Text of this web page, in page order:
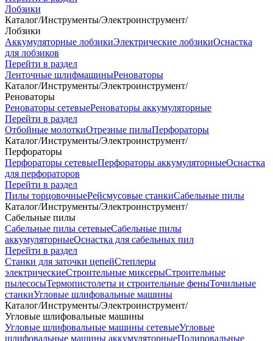
Лобзики
Каталог/Инструменты/Электроинструмент/
Лобзики
Аккумуляторные лобзикиЭлектрические лобзикиОснастка
для лобзиков
Перейти в раздел
Ленточные шлифмашиныРеноваторы
Каталог/Инструменты/Электроинструмент/
Реноваторы
Реноваторы сетевыеРеноваторы аккумуляторные
Перейти в раздел
Отбойные молоткиОтрезные пилыПерфораторы
Каталог/Инструменты/Электроинструмент/
Перфораторы
Перфораторы сетевыеПерфораторы аккумуляторныеОснастка
для перфораторов
Перейти в раздел
Пилы торцовочныеРейсмусовые станкиСабельные пилы
Каталог/Инструменты/Электроинструмент/
Сабельные пилы
Сабельные пилы сетевыеСабельные пилы
аккумуляторныеОснастка для сабельных пил
Перейти в раздел
Станки для заточки цепейСтеплеры
электрическиеСтроительные миксерыСтроительные
пылесосыТермопистолеты и строительные феныТочильные
станкиУгловые шлифовальные машины
Каталог/Инструменты/Электроинструмент/
Угловые шлифовальные машины
Угловые шлифовальные машины сетевыеУгловые
шлифовальные машины аккумуляторныеПолировальные